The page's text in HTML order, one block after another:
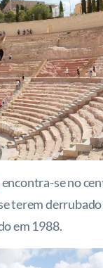
encontra-se no
terem
em 1988.